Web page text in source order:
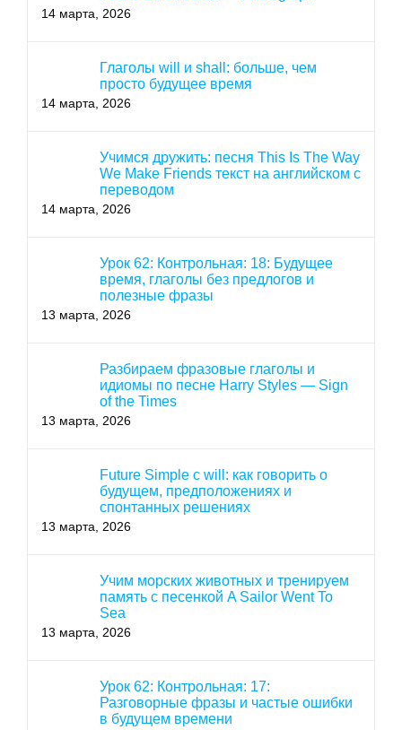
14 марта, 2026
Глаголы will и shall: больше, чем
просто будущее время
14 марта, 2026
Учимся дружить: песня This Is The Way
We Make Friends текст на английском с
переводом
14 марта, 2026
Урок 62: Контрольная: 18: Будущее
время, глаголы без предлогов и
полезные фразы
13 марта, 2026
Разбираем фразовые глаголы и
идиомы по песне Harry Styles — Sign
of the Times
13 марта, 2026
Future Simple с will: как говорить о
будущем, предположениях и
спонтанных решениях
13 марта, 2026
Учим морских животных и тренируем
память с песенкой A Sailor Went To
Sea
13 марта, 2026
Урок 62: Контрольная: 17:
Разговорные фразы и частые ошибки
в будущем времени